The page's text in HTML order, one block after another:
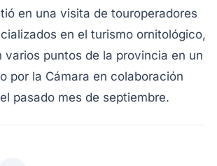
en una visita de touroperadores
en el turismo ornitológico,
varios puntos de la provincia en un
por la Cámara en colaboración
pasado mes de septiembre.